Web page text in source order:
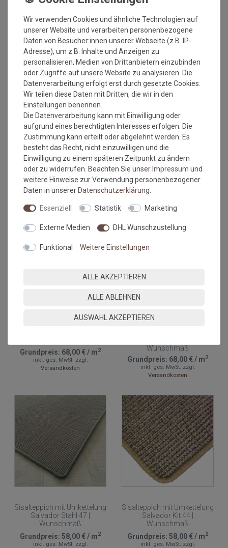
Sisalteppich mit Umkettelung
und Fleckschutz Salvador
Rot 10 | Wunschmaß
Grundpreis:
68,00 € m2
inkl. ges. MwSt.zzgl.
Versandkosten
Sisalteppich mit Umkettelung
und Fleckschutz Salvador
Hellbraun 085 | Wunschmaß
Grundpreis:
inkl. ges. MwSt.zzgl.
Versandkosten
Grundpreis: 68,00 €/ m2
inkl. ges. MwSt. zzgl.
Versandkosten
Wunschmaß
Grundpreis: 68,00 €/ m2
inkl. ges. MwSt. zzgl.
Versandkosten
Sisalteppich mit Umkettelung
Salvador Stahl 47 |
Wunschmaß
Grundpreis: 58,00 €/ m2
inkl. ges. MwSt. zzgl.
Sisalteppich mit Umkettelung
Salvador Kit 44 |
Wunschmaß
Grundpreis: 58,00 €/ m2
inkl. ges. MwSt. zzgl.
Wir verwenden Cookies und ähnliche Technologien auf
unserer Website und verarbeiten personenbezogene
Daten von Besucher:innen unserer Webseite (z.B. IP-
Adresse), um z.B. Inhalte und Anzeigen zu
personalisieren, Medien von Drittanbietern einzubinden
oder Zugriffe auf unsere Website zu analysieren. Die
Datenverarbeitung erfolgt erst durch gesetzte Cookies.
Wir teilen diese Daten mit Dritten, die wir in den
Einstellungen benennen.
Die Datenverarbeitung kann mit Einwilligung oder
aufgrund eines berechtigten Interesses erfolgen. Die
Zustimmung kann erteilt oder abgelehnt werden. Es
besteht das Recht, nicht einzuwilligen und die
Einwilligung zu einem späteren Zeitpunkt zu ändern
oder zu widerrufen. Beachten Sie unserImpressum und
weitere Hinweise zur Verwendung personenbezogener
Daten in unsererDaten­schutz­erklärung
Essenziell Statistik Marketing
Externe Medien DHL Wunschzustellung
Funktional Weitere Einstellungen
ALLE AKZEPTIEREN
ALLE ABLEHNEN
AUSWAHL AKZEPTIEREN